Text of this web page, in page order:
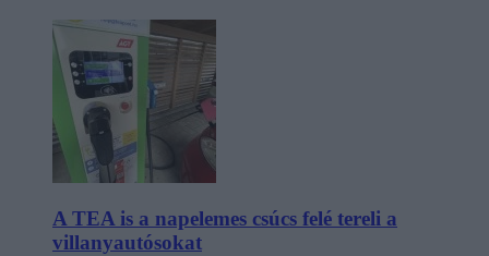
A TEA is a napelemes csúcs felé tereli a
villanyautósokat